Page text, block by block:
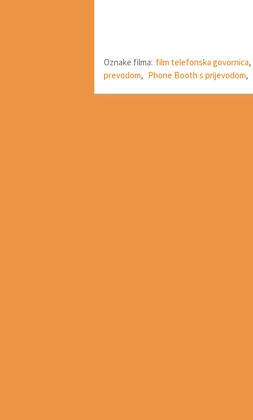
Oznake filma: film telefonska govornica,
prevodom, Phone Booth s prijevodom,